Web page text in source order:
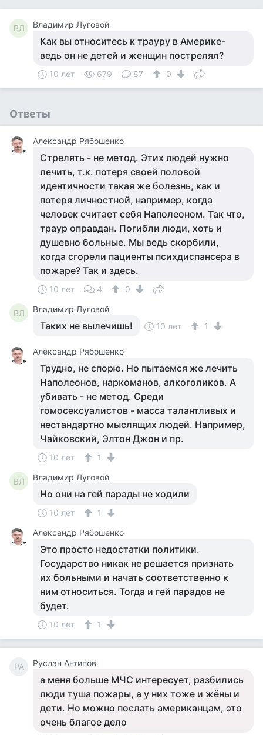
ВЛ Владимир Луговой
Как вы относитесь к трауру в Америке-
ведь он не детей и женщин пострелял?
10 лет 679 87 0
Ответы
Александр Рябошенко
Стрелять - не метод. Этих людей нужно
лечить, т.к. потеря своей половой
идентичности такая же болезнь, как и
потеря личностной, например, когда
человек считает себя Наполеоном. Так что,
траур оправдан. Погибли люди, хоть и
душевно больные. Мы ведь скорбили,
когда сгорели пациенты психдиспансера в
пожаре? Так и здесь.
10 лет 4 0
ВЛ Владимир Луговой
Таких не вылечишь! 10 лет 1
Александр Рябошенко
Трудно, не спорю. Но пытаемся же лечить
Наполеонов, наркоманов, алкоголиков. А
убивать - не метод. Среди
гомосексуалистов - масса талантливых и
нестандартно мыслящих людей. Например,
Чайковский, Элтон Джон и пр.
10 лет 1
ВЛ Владимир Луговой
Но они на гей парады не ходили
10 лет
1
Александр Рябошенко
Это просто недостатки политики.
Государство никак не решается признать
их больными и начать соответственно к
ним относиться. Тогда и гей парадов не
будет.
10 лет 1
РА Руслан Антипов
а меня больше МЧС интересует, разбились
люди туша пожары, а у них тоже и жёны и
дети. Но можно послать американцам, это
очень благое дело